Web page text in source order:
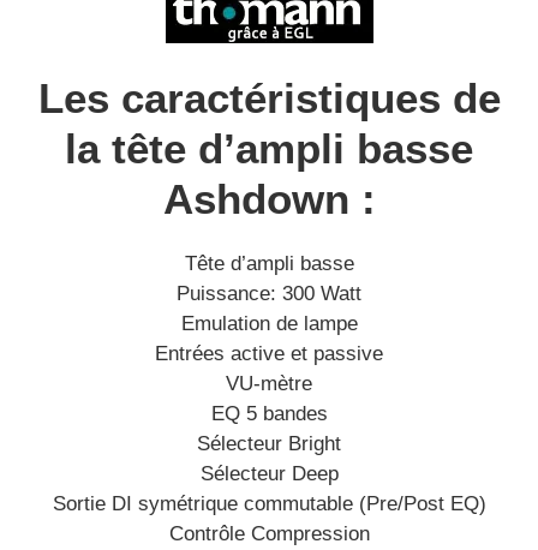
Les caractéristiques de
la tête d’ampli basse
Ashdown :
Tête d’ampli basse
Puissance: 300 Watt
Emulation de lampe
Entrées active et passive
VU-mètre
EQ 5 bandes
Sélecteur Bright
Sélecteur Deep
Sortie DI symétrique commutable (Pre/Post EQ)
Contrôle Compression